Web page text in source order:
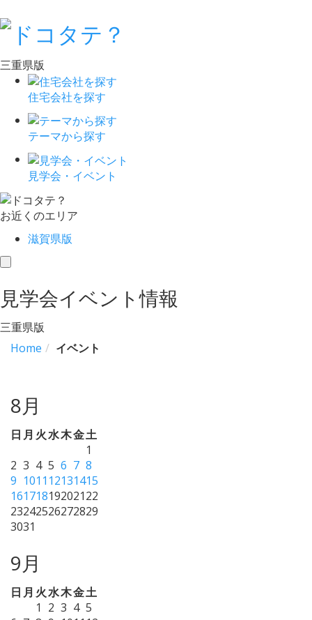
三重県版
住宅会社を探す
テーマから探す
見学会・イベント
お近くのエリア
滋賀県版
toggle
見学会イベント情報
三重県版
Home
イベント
8月
日 月 火水木金土
1
2 3 4 5 6 7 8
9 1011 12131415
16171819202122
23242526272829
3031
9月
日 月 火水木金土
1 2 3 4 5